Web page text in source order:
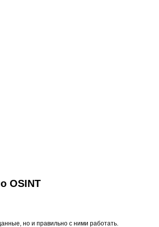
OSINT
но и правильно с ними работать.